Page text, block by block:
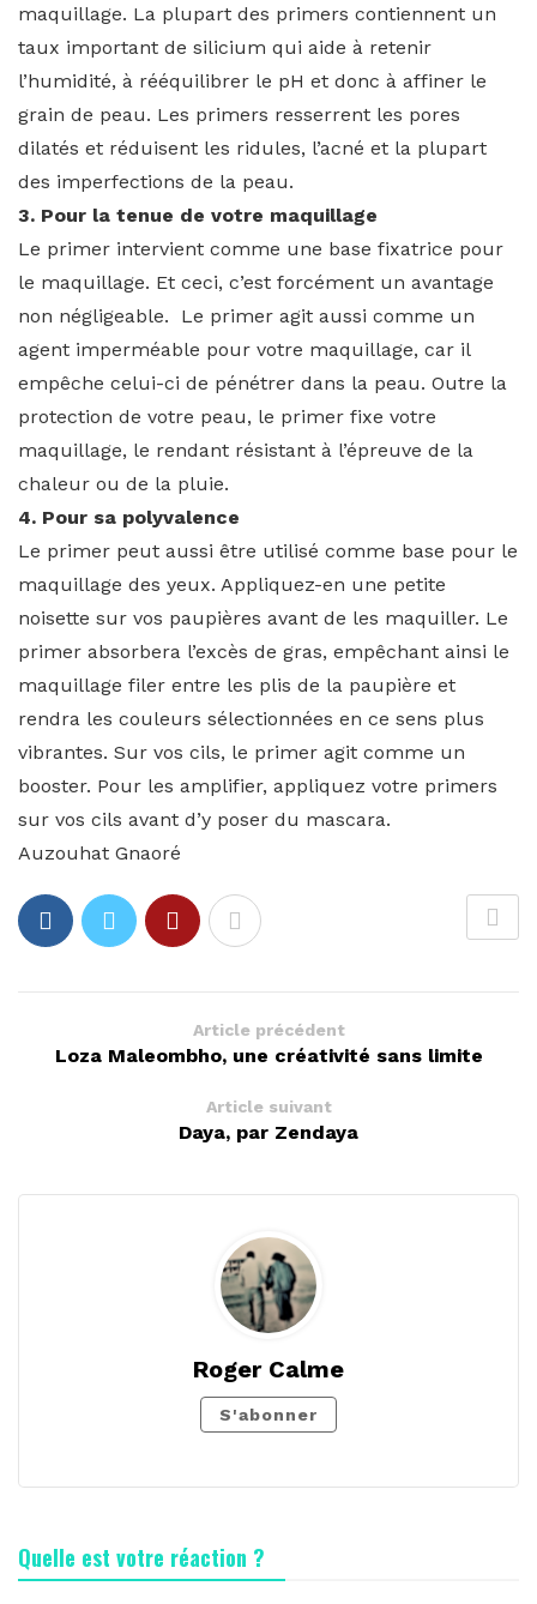
maquillage. La plupart des primers contiennent un
taux important de silicium qui aide à retenir
l’humidité, à rééquilibrer le pH et donc à affiner le
grain de peau. Les primers resserrent les pores
dilatés et réduisent les ridules, l’acné et la plupart
des imperfections de la peau.
3. Pour la tenue de votre maquillage
Le primer intervient comme une base fixatrice pour
le maquillage. Et ceci, c’est forcément un avantage
non négligeable. Le primer agit aussi comme un
agent imperméable pour votre maquillage, car il
empêche celui-ci de pénétrer dans la peau. Outre la
protection de votre peau, le primer fixe votre
maquillage, le rendant résistant à l’épreuve de la
chaleur ou de la pluie.
4. Pour sa polyvalence
Le primer peut aussi être utilisé comme base pour le
maquillage des yeux. Appliquez-en une petite
noisette sur vos paupières avant de les maquiller. Le
primer absorbera l’excès de gras, empêchant ainsi le
maquillage filer entre les plis de la paupière et
rendra les couleurs sélectionnées en ce sens plus
vibrantes. Sur vos cils, le primer agit comme un
booster. Pour les amplifier, appliquez votre primers
sur vos cils avant d’y poser du mascara.
Auzouhat Gnaoré
Article précédent
Loza Maleombho, une créativité sans limite
Article suivant
Daya, par Zendaya
Roger Calme
S'abonner
Quelle est votre réaction ?